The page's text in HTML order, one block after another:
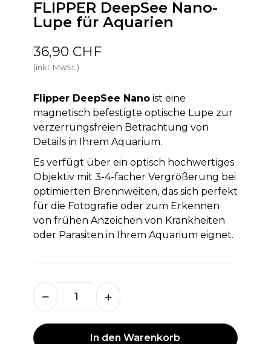
FLIPPER DeepSee Nano-
Lupe für Aquarien
36,90 CHF
(inkl. MwSt.)
Flipper DeepSee Nanoist eine
magnetisch befestigte optische Lupe zur
verzerrungsfreien Betrachtung von
Details in Ihrem Aquarium.
Es verfügt über ein optisch hochwertiges
Objektiv mit 3-4-facher Vergrößerung bei
optimierten Brennweiten, das sich perfekt
für die Fotografie oder zum Erkennen
von frühen Anzeichen von Krankheiten
oder Parasiten in Ihrem Aquarium eignet.
In den Warenkorb